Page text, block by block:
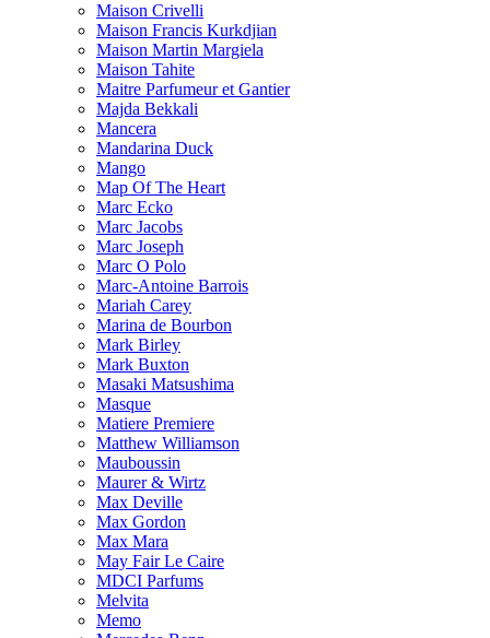
Maison Crivelli
Maison Francis Kurkdjian
Maison Martin Margiela
Maison Tahite
Maitre Parfumeur et Gantier
Majda Bekkali
Mancera
Mandarina Duck
Mango
Map Of The Heart
Marc Ecko
Marc Jacobs
Marc Joseph
Marc O Polo
Marc-Antoine Barrois
Mariah Carey
Marina de Bourbon
Mark Birley
Mark Buxton
Masaki Matsushima
Masque
Matiere Premiere
Matthew Williamson
Mauboussin
Maurer & Wirtz
Max Deville
Max Gordon
Max Mara
May Fair Le Caire
MDCI Parfums
Melvita
Memo